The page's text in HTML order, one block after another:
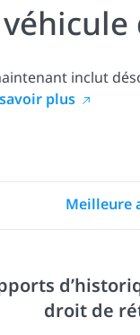
inclut
plus
Meilleure
droit de